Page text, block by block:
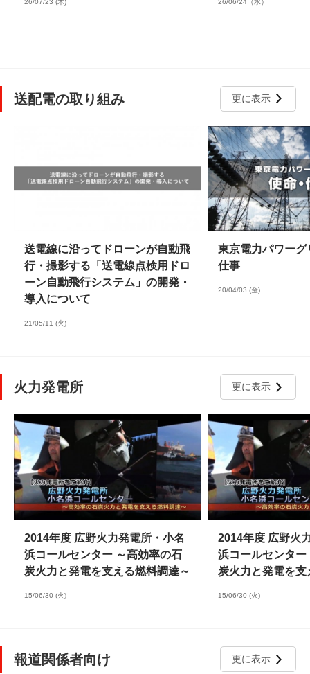
送配電の取り組み 更に表示
送電線に沿ってドローンが自動飛
行・撮影する「送電線点検用ドロ
ーン自動飛行システム」の開発・
導入について
21/05/11 (火)
東京電力パワー
仕事
20/04/03 (金)
火力発電所 更に表示
2014年度 広野火力発電所・小名
浜コールセンター ～高効率の石
炭火力と発電を支える燃料調達～
15/06/30 (火)
2014年度 広野火
浜コールセンター
炭火力と発電を
15/06/30 (火)
報道関係者向け 更に表示